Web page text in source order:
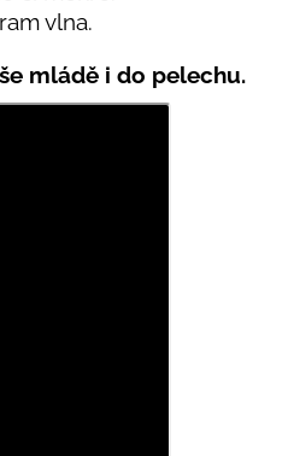
vlna.
mládě i do pelechu.